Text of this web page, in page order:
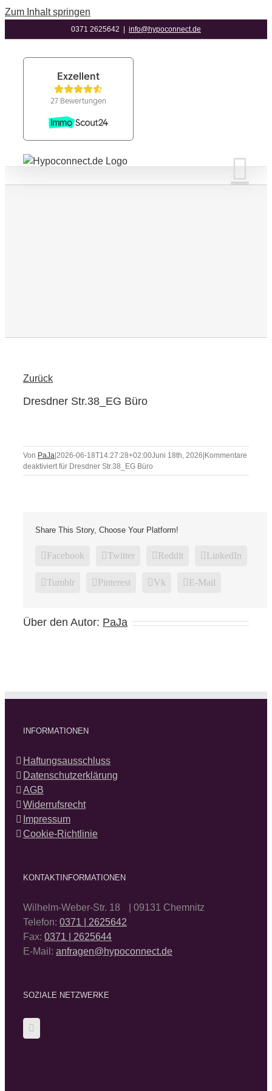
Zum Inhalt springen
0371 2625642 info@hypoconnect.de
Zurück
Dresdner Str.38_EG Büro
Von PaJa 2026-06-18T14:27:28+02:00Juni 18th, 2026 Kommentare
deaktiviertfür Dresdner Str.38_EG Büro
Share This Story, Choose Your Platform!
Facebook Twitter Reddit LinkedIn
Tumblr Pinterest Vk E-Mail
Über den Autor: PaJa
INFORMATIONEN
Haftungsausschluss
Datenschutzerklärung
AGB
Widerrufsrecht
Impressum
Cookie-Richtlinie
KONTAKTINFORMATIONEN
Wilhelm-Weber-Str. 18 | 09131 Chemnitz
Telefon: 0371 | 2625642
Fax: 0371 | 2625644
E-Mail: anfragen@hypoconnect.de
SOZIALE NETZWERKE